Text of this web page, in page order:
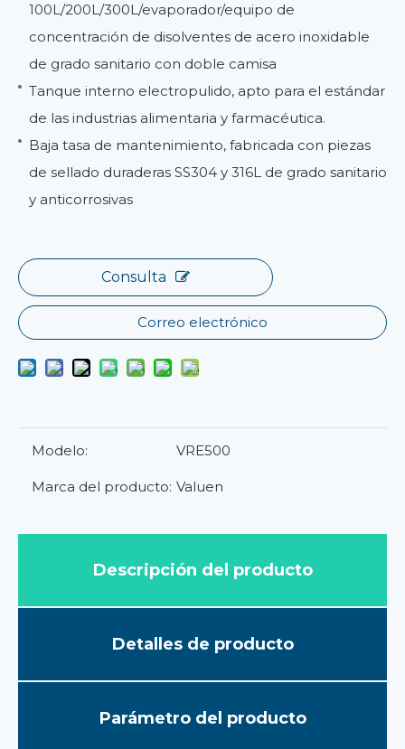
100L/200L/300L/evaporador/equipo de
concentración de disolventes de acero inoxidable
de grado sanitario con doble camisa
Tanque interno electropulido, apto para el estándar
de las industrias alimentaria y farmacéutica.
Baja tasa de mantenimiento, fabricada con piezas
de sellado duraderas SS304 y 316L de grado sanitario
y anticorrosivas
Consulta
Correo electrónico
Modelo: VRE500
Marca del producto: Valuen
Descripción del producto
Detalles de producto
Parámetro del producto